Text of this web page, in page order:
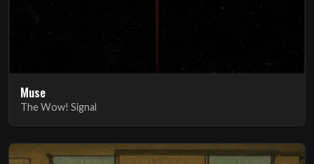
Muse
The Wow! Signal